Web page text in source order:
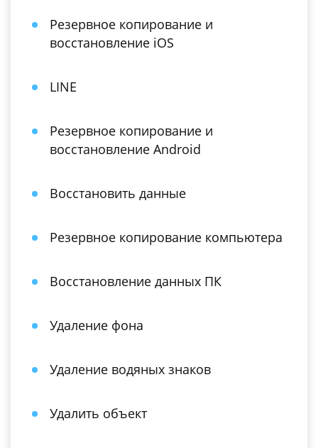
Резервное копирование и
восстановление iOS
LINE
Резервное копирование и
восстановление Android
Восстановить данные
Резервное копирование компьютера
Восстановление данных ПК
Удаление фона
Удаление водяных знаков
Удалить объект